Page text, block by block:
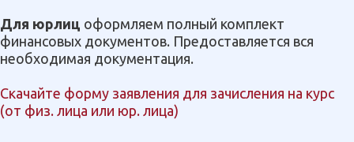
Для юрлиц оформляем полный комплект
финансовых документов. Предоставляется вся
необходимая документация.
Скачайте форму заявления для зачисления на курс
(от физ. лица или юр. лица)